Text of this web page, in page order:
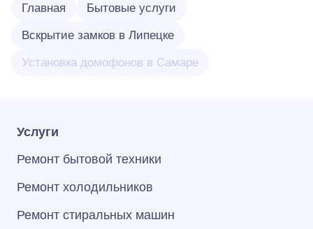
Главная Бытовые услуги
Вскрытие замков в Липецке
Установка домофонов в Самаре
Услуги
Ремонт бытовой техники
Ремонт холодильников
Ремонт стиральных машин